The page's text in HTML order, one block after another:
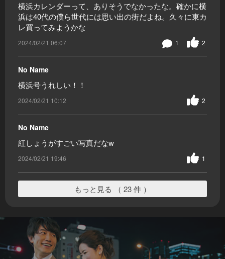
横浜カレンダーって、ありそうでなかったな。確かに横
浜は40代の僕ら世代には思い出の街だよね。久々に東カ
レ買ってみようかな
2024/02/21 06:07 2
1
No Name
横浜号うれしい！！
2024/02/21 10:12 2
No Name
紅しょうがすごい写真だなw
2024/02/21 19:46 1
もっと見る （ 23 件 ）